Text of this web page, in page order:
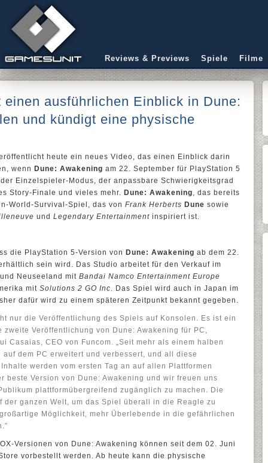
Reviews & Previews Spiele Filme
ausführlichen Einblick in Dune:
und kündigt eine physische
heute ein neues Video, das einen Einblick darin
wenn Dune: Awakening am 22. September für PlayStation 5
Einzelspieler-Modus, der anpassbare Schwierigkeitsgrad
Story-Finale und vieles mehr. Dune: Awakening, das bereits
World-Survival-Spiel, das von Frank Herberts Dune sowie
und Legendary Entertainment inspiriert ist.
die PlayStation 5-Version von Dune: Awakening ab dem 22.
sein wird. Das Studio arbeitet für den Verkauf im
Neuseeland mit Bandai Namco Entertainment Europe
mit Solutions 2 GO Inc. Das Spiel wird auch in Japan im
dafür wird zu einem späteren Zeitpunkt bekannt gegeben.
nur die Veröffentlichung des Spiels auf Konsolen. Es ist ein
Veröffentlichung von Dune: Awakening für PC,
Casaias, CEO von Funcom. „Seit mehr als einem halben
dem PC erweitert und verbessert, und all diese
werden vom ersten Tag an auf allen Plattformen
beste Version von Dune: Awakening und wir freuen uns
plattformübergreifend zugänglich zu machen. Die
der ganzen Welt, um das Spiel überall in die Reagle zu
Möglichkeit, mehr Überlebende in die gefährlichen
Versionen von Dune: Awakening können seit dem 02. Juni
vorbestellt werden. Ab heute kann die physische